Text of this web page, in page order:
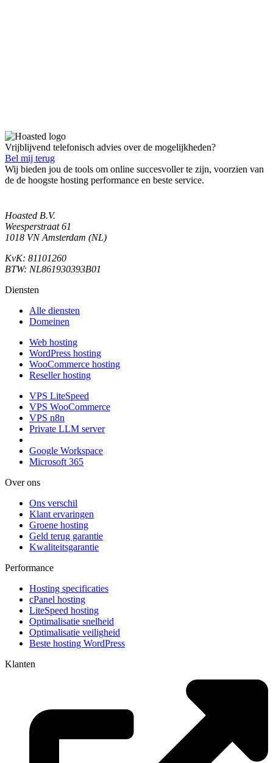
Vrijblijvend telefonisch advies over de mogelijkheden?
Bel mij terug
Wij bieden jou de tools om online succesvoller te zijn, voorzien van
de de hoogste hosting performance en beste service.
Hoasted B.V.
Weesperstraat 61
1018 VN Amsterdam (NL)
KvK: 81101260
BTW: NL861930393B01
Diensten
Alle diensten
Domeinen
Web hosting
WordPress hosting
WooCommerce hosting
Reseller hosting
VPS LiteSpeed
VPS WooCommerce
VPS n8n
Private LLM server
Google Workspace
Microsoft 365
Over ons
Ons verschil
Klant ervaringen
Groene hosting
Geld terug garantie
Kwaliteitsgarantie
Performance
Hosting specificaties
cPanel hosting
LiteSpeed hosting
Optimalisatie snelheid
Optimalisatie veiligheid
Beste hosting WordPress
Klanten